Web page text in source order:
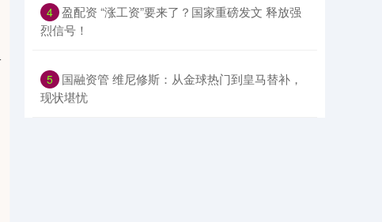
4 ​盈配资 “涨工资”要来了？国家重磅发文 释放强
烈信号！
5 ​国融资管 维尼修斯：从金球热门到皇马替补，
现状堪忧